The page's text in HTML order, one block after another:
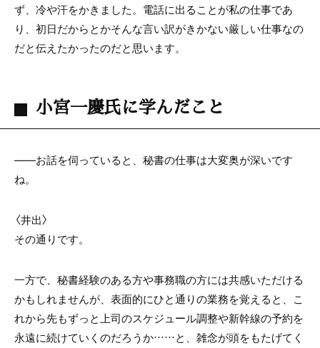
ず、冷や汗をかきました。電話に出ることが私の仕事であ
り、初日だからとかそんな言い訳がきかない厳しい仕事なの
だと伝えたかったのだと思います。
小宮一慶氏に学んだこと
――お話を伺っていると、秘書の仕事は大変奥が深いです
ね。
〈井出〉
その通りです。
一方で、秘書経験のある方や事務職の方には共感いただける
かもしれませんが、表面的にひと通りの業務を覚えると、こ
れから先もずっと上司のスケジュール調整や新幹線の予約を
永遠に続けていくのだろうか……と、雑念が頭をもたげてく